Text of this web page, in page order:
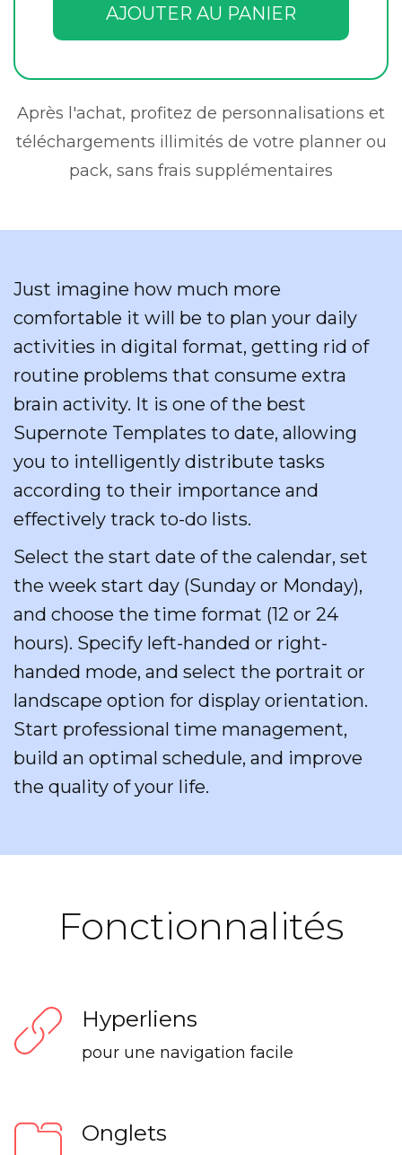
AJOUTER AU PANIER
Après l'achat, profitez de personnalisations et
téléchargements illimités de votre planner ou
pack, sans frais supplémentaires
Just imagine how much more
comfortable it will be to plan your daily
activities in digital format, getting rid of
routine problems that consume extra
brain activity. It is one of the best
Supernote Templates to date, allowing
you to intelligently distribute tasks
according to their importance and
effectively track to-do lists.
Select the start date of the calendar, set
the week start day (Sunday or Monday),
and choose the time format (12 or 24
hours). Specify left-handed or right-
handed mode, and select the portrait or
landscape option for display orientation.
Start professional time management,
build an optimal schedule, and improve
the quality of your life.
Fonctionnalités
Hyperliens
pour une navigation facile
Onglets